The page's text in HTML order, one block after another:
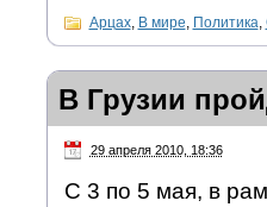
Арцах, В мире, Политика,
В Грузии
29 апреля 2010, 18:36
С 3 по 5 мая, в